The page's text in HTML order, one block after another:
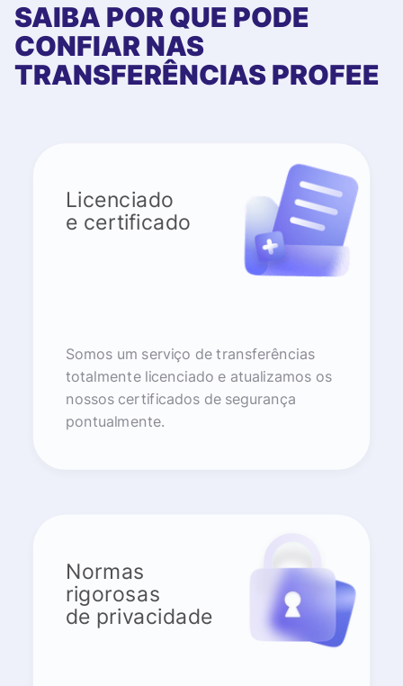
SAIBA POR QUE PODE
CONFIAR NAS
TRANSFERÊNCIAS PROFEE
Licenciado
e certificado
Somos um serviço de transferências
totalmente licenciado e atualizamos os
nossos certificados de segurança
pontualmente.
Normas
rigorosas
de privacidade